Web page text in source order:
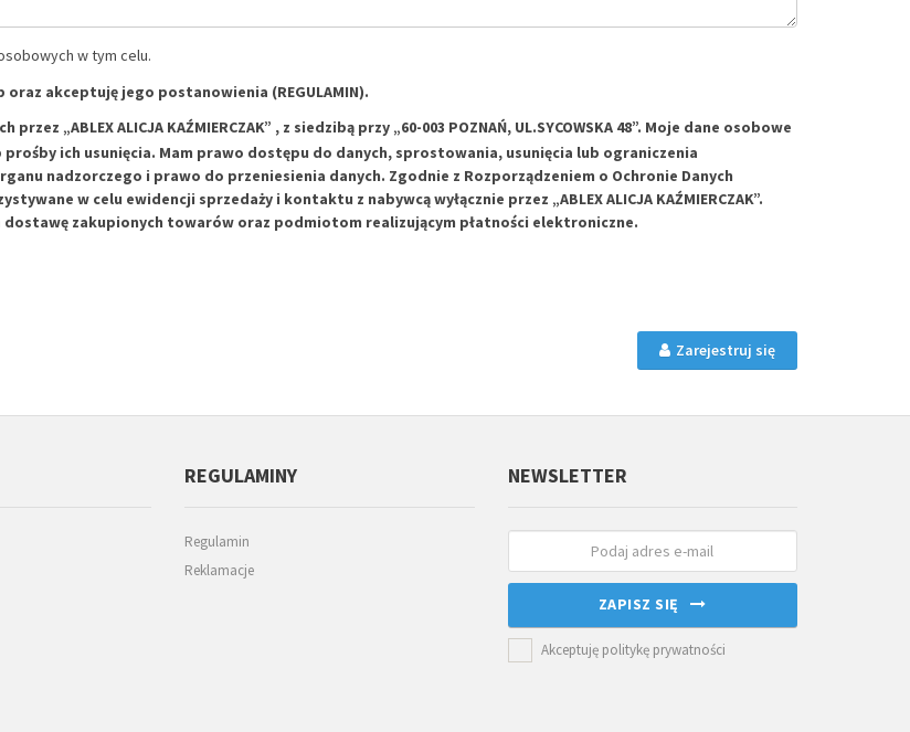
w tym celu.
oraz akceptuję jego postanowienia (REGULAMIN).
„ABLEX ALICJA KAŹMIERCZAK” , z siedzibą przy „60-003 POZNAŃ, UL.SYCOWSKA 48”. Moje dane osobowe
ich usunięcia. Mam prawo dostępu do danych, sprostowania, usunięcia lub ograniczenia
nadzorczego i prawo do przeniesienia danych. Zgodnie z Rozporządzeniem o Ochronie Danych
w celu ewidencji sprzedaży i kontaktu z nabywcą wyłącznie przez „ABLEX ALICJA KAŹMIERCZAK”.
zakupionych towarów oraz podmiotom realizującym płatności elektroniczne.
Zarejestruj się
REGULAMINY
Regulamin
Reklamacje
NEWSLETTER
ZAPISZ SIĘ
Akceptuję politykę prywatności